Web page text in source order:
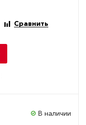
Сравнить
В наличии